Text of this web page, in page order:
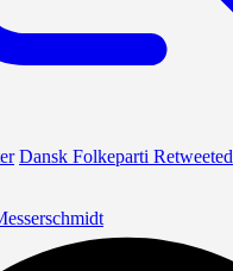
Dansk Folkeparti Retweeted